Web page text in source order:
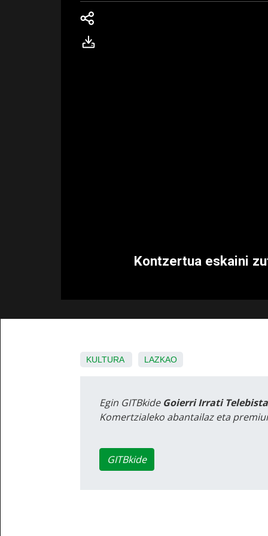
Kontzertua eskaini
KULTURA LAZKAO
Egin GITBkide Goierri Irrati
Komertzialeko abantailaz eta
GITBkide